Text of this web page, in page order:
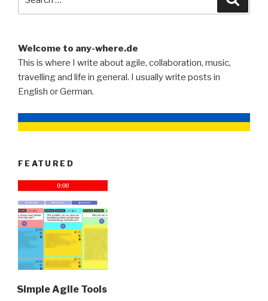
Welcome to any-where.de
This is where I write about agile, collaboration, music,
travelling and life in general. I usually write posts in
English or German.
FEATURED
Simple Agile Tools